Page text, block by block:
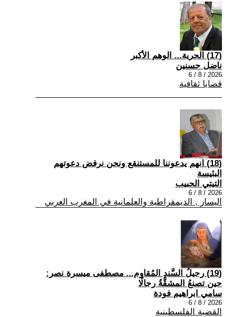
(17) الحرية... الوهم الأكبر
ناضل حسنين
2026 / 8 / 6
قضايا ثقافية
(18) انهم يدعوننا للمستنقع ونحن نرفض دعوتهم
البئيسة
التيتي الحبيب
2026 / 8 / 6
اليسار , الديمقراطية والعلمانية في المغرب العربي
(19) رحيلُ السَّندِ المُقاوم... مصطفى ميسرة نصر:
حين تصنعُ المشقَّةُ رجالًا
سامي ابراهيم فودة
2026 / 8 / 6
القضية الفلسطينية